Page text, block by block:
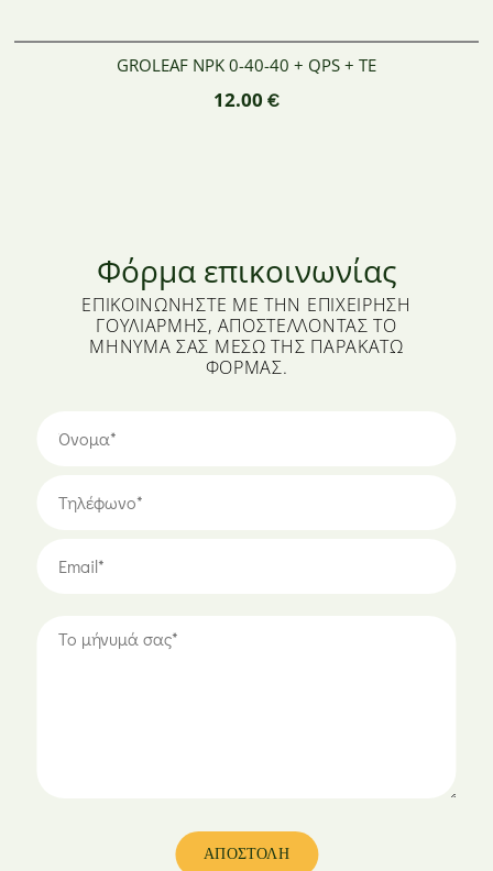
GROLEAF NPK 0-40-40 + QPS + TE
12.00 €
Φόρμα επικοινωνίας
ΕΠΙΚΟΙΝΩΝΉΣΤΕ ΜΕ ΤΗΝ ΕΠΙΧΕΊΡΗΣΗ
ΓΟΥΛΙΑΡΜΉΣ, ΑΠΟΣΤΈΛΛΟΝΤΑΣ ΤΟ
ΜΉΝΥΜΆ ΣΑΣ ΜΈΣΩ ΤΗΣ ΠΑΡΑΚΆΤΩ
ΦΌΡΜΑΣ.